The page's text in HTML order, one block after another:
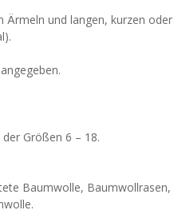
und langen, kurzen
Größen 6 – 18.
Baumwolle,